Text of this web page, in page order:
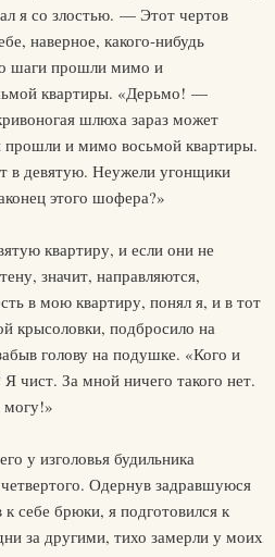
я со злостью. — Этот чертов
наверное, какого-нибудь
шаги прошли мимо и
квартиры. «Дерьмо! —
шлюха зараз может
и мимо восьмой квартиры.
девятую. Неужели угонщики
этого шофера?»
квартиру, и если они не
значит, направляются,
в мою квартиру, понял я, и в тот
крысоловки, подбросило на
голову на подушке. «Кого и
чист. За мной ничего такого нет.
могу!»
у изголовья будильника
Одернув задравшуюся
себе брюки, я подготовился к
за другими, тихо замерли у моих